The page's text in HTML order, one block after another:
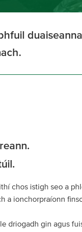
chos istigh seo a
a ionchorpraíonn
driogadh gin agus